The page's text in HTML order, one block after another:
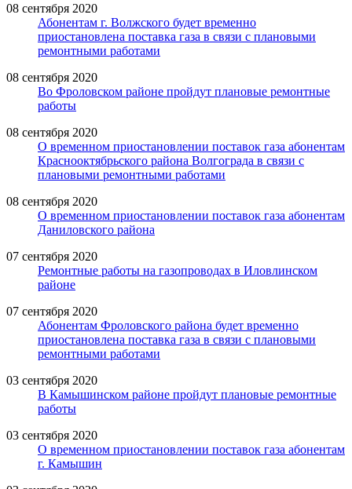
08 сентября 2020
Абонентам г. Волжского будет временно
приостановлена поставка газа в связи с плановыми
ремонтными работами
08 сентября 2020
Во Фроловском районе пройдут плановые ремонтные
работы
08 сентября 2020
О временном приостановлении поставок газа абонентам
Краснооктябрьского района Волгограда в связи с
плановыми ремонтными работами
08 сентября 2020
О временном приостановлении поставок газа абонентам
Даниловского района
07 сентября 2020
Ремонтные работы на газопроводах в Иловлинском
районе
07 сентября 2020
Абонентам Фроловского района будет временно
приостановлена поставка газа в связи с плановыми
ремонтными работами
03 сентября 2020
В Камышинском районе пройдут плановые ремонтные
работы
03 сентября 2020
О временном приостановлении поставок газа абонентам
г. Камышин